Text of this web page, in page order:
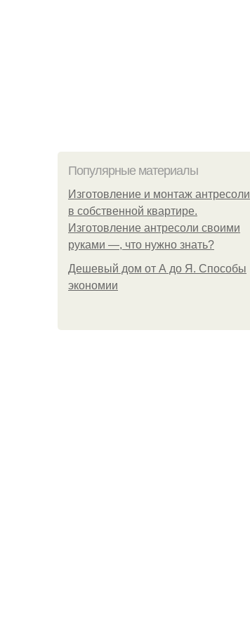
Популярные материалы
Изготовление и монтаж антресоли
в собственной квартире.
Изготовление антресоли своими
руками —, что нужно знать?
Дешевый дом от А до Я. Способы
экономии